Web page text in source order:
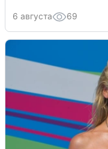
6 августа 69